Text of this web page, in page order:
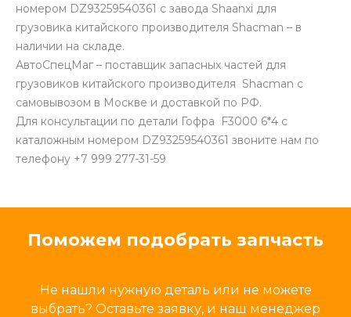
номером DZ93259540361 с завода Shaanxi для
грузовика китайского производителя Shacman – в
наличии на складе.
АвтоСпецМаг – поставщик запасных частей для
грузовиков китайского производителя Shacman с
самовывозом в Москве и доставкой по РФ.
Для консультации по детали Гофра F3000 6*4 с
каталожным номером DZ93259540361 звоните нам по
телефону +7 999 277-31-59
Поможем подобрать запчасть
Не нашли нужную деталь или не можете
выбрать? Оставьте заявку, и наш менеджер